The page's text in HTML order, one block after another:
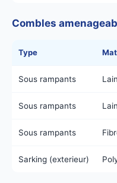
Combles
Type
Sous rampants
Sous rampants
Sous rampants
Sarking (exterieur)